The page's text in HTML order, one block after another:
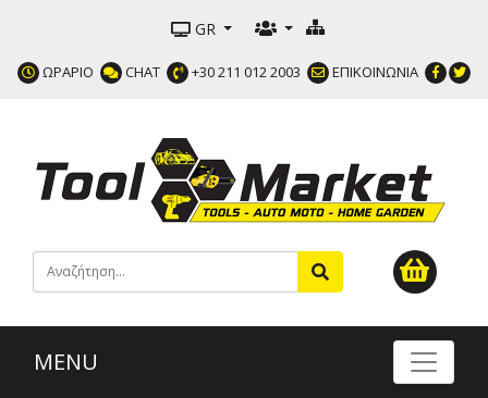
GR
ΩΡΑΡΙΟ CHAT +30 211 012 2003 ΕΠΙΚΟΙΝΩΝΙΑ
MENU